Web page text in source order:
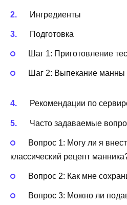
Ингредиенты
Подготовка
Шаг 1: Приготовление
Шаг 2: Выпекание манны
Рекомендации по
Часто задаваемые
Вопрос 1: Могу ли я
классический рецепт
Вопрос 2: Как мне
Вопрос 3: Можно ли